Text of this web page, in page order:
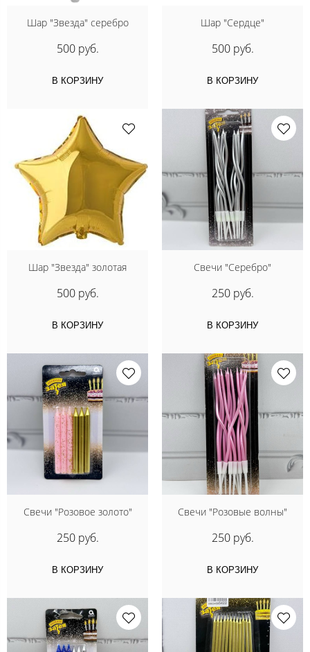
Шар "Звезда" серебро
500 руб.
В КОРЗИНУ
Шар "Сердце"
500 руб.
В КОРЗИНУ
Шар "Звезда" золотая
500 руб.
В КОРЗИНУ
Свечи "Серебро"
250 руб.
В КОРЗИНУ
Свечи "Розовое золото"
250 руб.
В КОРЗИНУ
Свечи "Розовые волны"
250 руб.
В КОРЗИНУ